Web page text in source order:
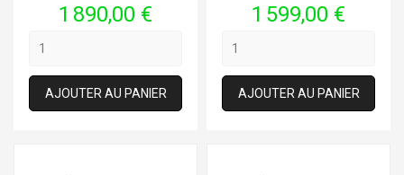
Prix
1 890,00 €
AJOUTER AU PANIER
Prix
1 599,00 €
AJOUTER AU PANIER